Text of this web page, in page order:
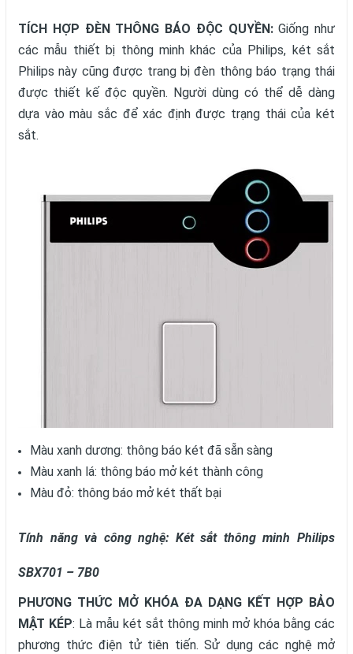
TÍCH HỢP ĐÈN THÔNG BÁO ĐỘC QUYỀN:Giống như
các mẫu thiết bị thông minh khác của Philips, két sắt
Philips này cũng được trang bị đèn thông báo trạng thái
được thiết kế độc quyền. Người dùng có thể dễ dàng
dựa vào màu sắc để xác định được trạng thái của két
sắt.
Màu xanh dương: thông báo két đã sẵn sàng
Màu xanh lá: thông báo mở két thành công
Màu đỏ: thông báo mở két thất bại
Tính năng và công nghệ: Két sắt thông minh Philips
SBX701 – 7B0
PHƯƠNG THỨC MỞ KHÓA ĐA DẠNG KẾT HỢP BẢO
MẬT KÉP: Là mẫu két sắt thông minh mở khóa bằng các
phương thức điện tử tiên tiến. Sử dụng các nghệ mở